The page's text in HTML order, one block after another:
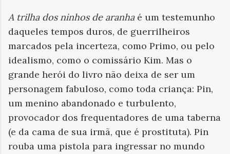
A trilha dos ninhos de aranhaé um testemunho
daqueles tempos duros, de guerrilheiros
marcados pela incerteza, como Primo, ou pelo
idealismo, como o comissário Kim. Mas o
grande herói do livro não deixa de ser um
personagem fabuloso, como toda criança: Pin,
um menino abandonado e turbulento,
provocador dos frequentadores de uma taberna
(e da cama de sua irmã, que é prostituta). Pin
rouba uma pistola para ingressar no mundo